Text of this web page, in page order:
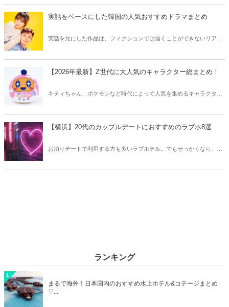
う。
実話をベースにした韓国の人気おすすめドラマまとめ
実話を元にした作品は、フィクションでは描くことができないリアル
【2026年最新】Z世代に大人気のキャラクター総まとめ！
キティちゃん、ポケモンなど時代によって人気を集めるキャラクター
クしてみましょう。
【横浜】20代のカップルデートにおすすめのラブホ8選
お泊りデートで利用する方も多いラブホテル。でもせっかくなら、キ
ランキング
1
まるで海外！日本国内のおすすめ水上ホテル&コテージまとめ
♡...